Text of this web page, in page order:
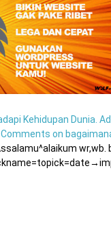
Kehidupan Dunia.
on